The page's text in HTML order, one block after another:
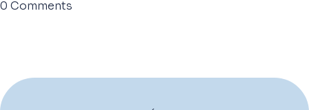
0 Comments